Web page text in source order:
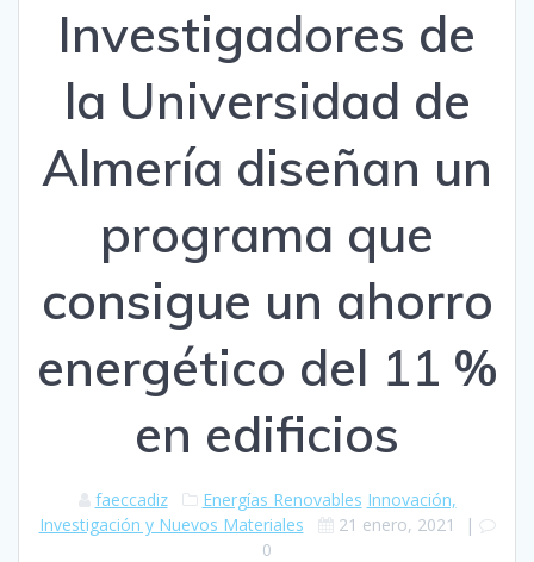
Investigadores de
la Universidad de
Almería diseñan un
programa que
consigue un ahorro
energético del 11 %
en edificios
faeccadiz Energías Renovables Innovación,
Investigación y Nuevos Materiales
21 enero, 2021
|
0